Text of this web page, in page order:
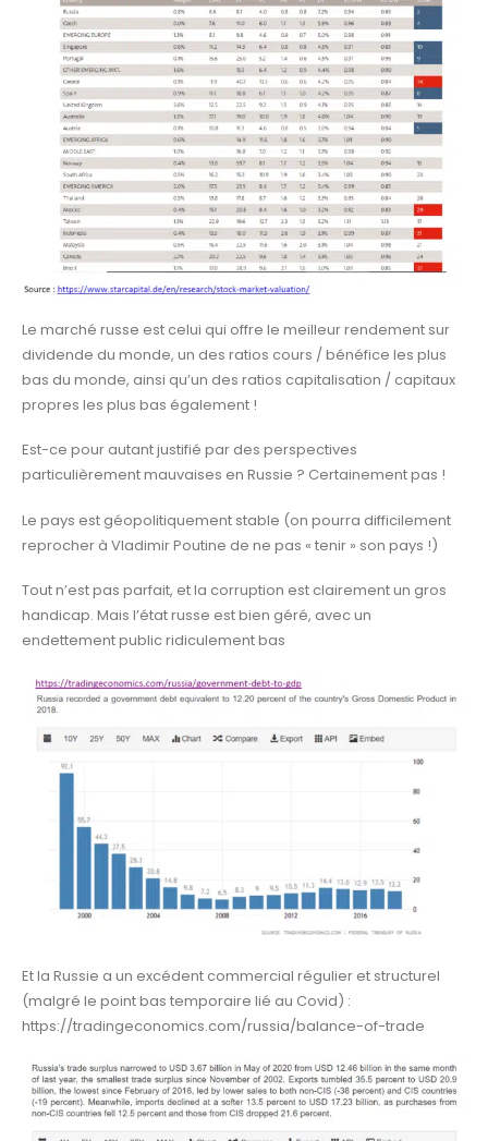
Le marché russe est celui qui offre le meilleur rendement sur
dividende du monde, un des ratios cours / bénéfice les plus
bas du monde, ainsi qu’un des ratios capitalisation / capitaux
propres les plus bas également !
Est-ce pour autant justifié par des perspectives
particulièrement mauvaises en Russie ? Certainement pas !
Le pays est géopolitiquement stable (on pourra difficilement
reprocher à Vladimir Poutine de ne pas « tenir » son pays !)
Tout n’est pas parfait, et la corruption est clairement un gros
handicap. Mais l’état russe est bien géré, avec un
endettement public ridiculement bas
Et la Russie a un excédent commercial régulier et structurel
(malgré le point bas temporaire lié au Covid) :
https://tradingeconomics.com/russia/balance-of-trade